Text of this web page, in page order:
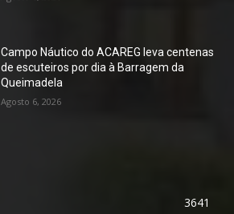
Campo Náutico do ACAREG leva centenas
de escuteiros por dia à Barragem da
Queimadela
Agosto 6, 2026
3641